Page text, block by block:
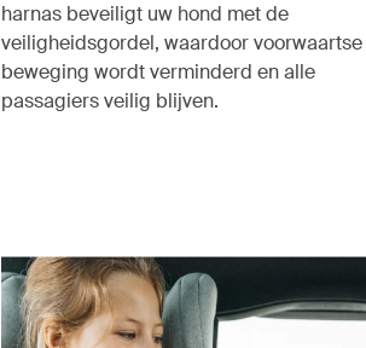
harnas beveiligt uw hond met de
veiligheidsgordel, waardoor voorwaartse
beweging wordt verminderd en alle
passagiers veilig blijven.